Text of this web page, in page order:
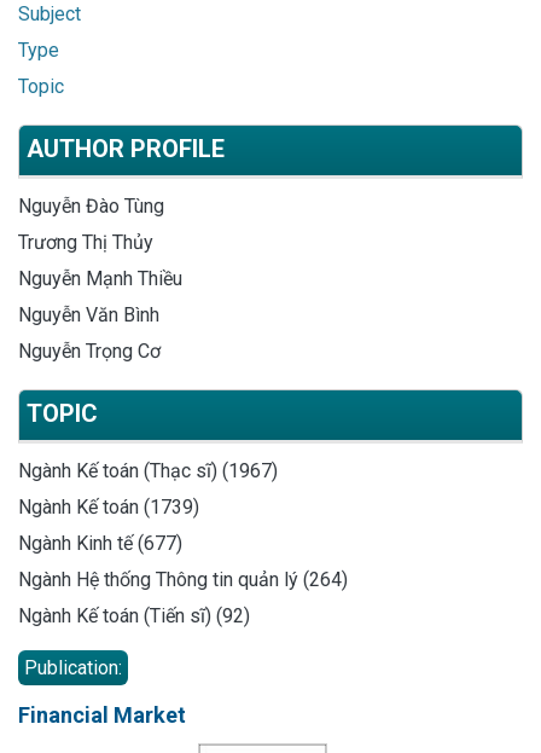
Subject
Type
Topic
AUTHOR PROFILE
Nguyễn Đào Tùng
Trương Thị Thủy
Nguyễn Mạnh Thiều
Nguyễn Văn Bình
Nguyễn Trọng Cơ
TOPIC
Ngành Kế toán (Thạc sĩ) (1967)
Ngành Kế toán (1739)
Ngành Kinh tế (677)
Ngành Hệ thống Thông tin quản lý (264)
Ngành Kế toán (Tiến sĩ) (92)
Publication:
Financial Market